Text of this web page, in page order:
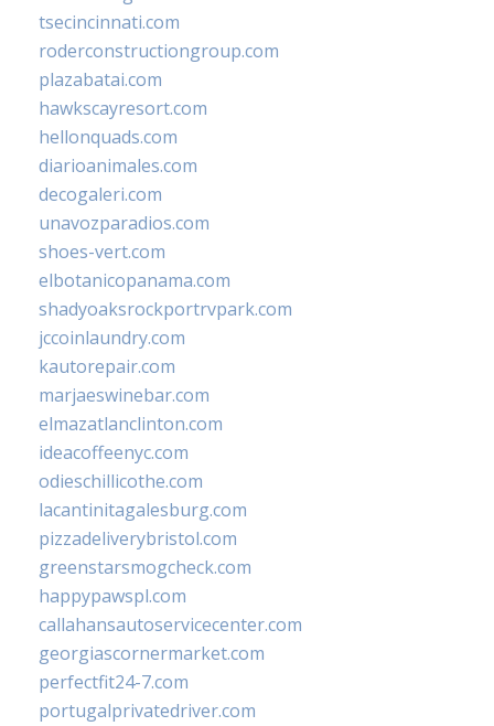
tsecincinnati.com
roderconstructiongroup.com
plazabatai.com
hawkscayresort.com
hellonquads.com
diarioanimales.com
decogaleri.com
unavozparadios.com
shoes-vert.com
elbotanicopanama.com
shadyoaksrockportrvpark.com
jccoinlaundry.com
kautorepair.com
marjaeswinebar.com
elmazatlanclinton.com
ideacoffeenyc.com
odieschillicothe.com
lacantinitagalesburg.com
pizzadeliverybristol.com
greenstarsmogcheck.com
happypawspl.com
callahansautoservicecenter.com
georgiascornermarket.com
perfectfit24-7.com
portugalprivatedriver.com